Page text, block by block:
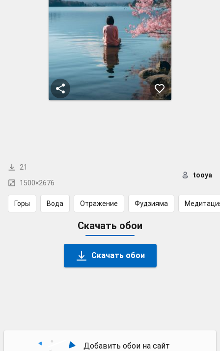
21
1500×2676
tooya
Горы Вода Отражение Фудзияма
Скачать обои
Скачать обои
Добавить обои на сайт